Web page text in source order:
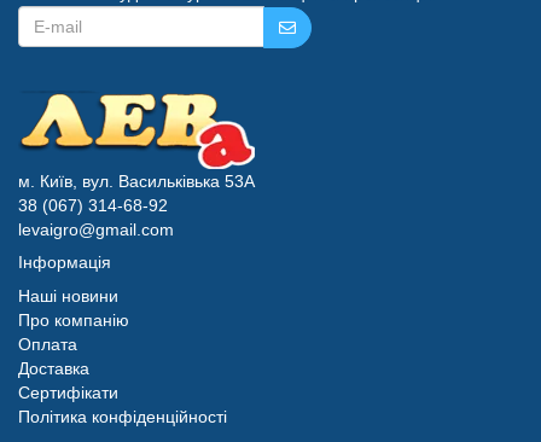
м. Київ, вул. Васильківька 53А
38 (067) 314-68-92
levaigro@gmail.com
Інформація
Наші новини
Про компанію
Оплата
Доставка
Сертифікати
Політика конфіденційності